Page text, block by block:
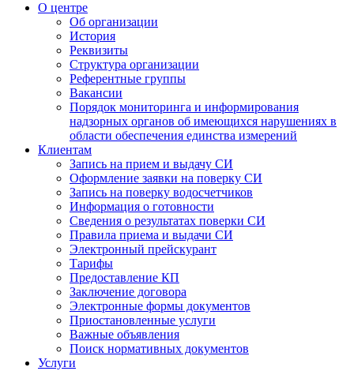
О центре
Об организации
История
Реквизиты
Структура организации
Референтные группы
Вакансии
Порядок мониторинга и информирования
надзорных органов об имеющихся нарушениях в
области обеспечения единства измерений
Клиентам
Запись на прием и выдачу СИ
Оформление заявки на поверку СИ
Запись на поверку водосчетчиков
Информация о готовности
Сведения о результатах поверки СИ
Правила приема и выдачи СИ
Электронный прейскурант
Тарифы
Предоставление КП
Заключение договора
Электронные формы документов
Приостановленные услуги
Важные объявления
Поиск нормативных документов
Услуги